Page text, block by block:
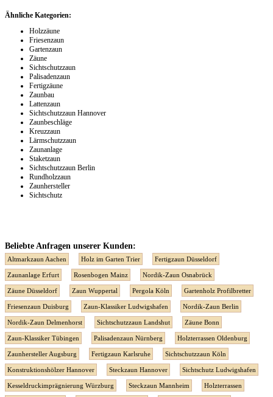
Ähnliche Kategorien:
Holzzäune
Friesenzaun
Gartenzaun
Zäune
Sichtschutzzaun
Palisadenzaun
Fertigzäune
Zaunbau
Lattenzaun
Sichtschutzzaun Hannover
Zaunbeschläge
Kreuzzaun
Lärmschutzzaun
Zaunanlage
Staketzaun
Sichtschutzzaun Berlin
Rundholzzaun
Zaunhersteller
Sichtschutz
Beliebte Anfragen unserer Kunden:
Altmarkzaun Aachen Holz im Garten Trier Fertigzaun Düsseldorf
Zaunanlage Erfurt Rosenbogen Mainz Nordik-Zaun Osnabrück
Zäune Düsseldorf Zaun Wuppertal Pergola Köln Gartenholz Profilbretter
Friesenzaun Duisburg Zaun-Klassiker Ludwigshafen Nordik-Zaun Berlin
Nordik-Zaun Delmenhorst Sichtschutzzaun Landshut Zäune Bonn
Zaun-Klassiker Tübingen Palisadenzaun Nürnberg Holzterrassen Oldenburg
Zaunhersteller Augsburg Fertigzaun Karlsruhe Sichtschutzzaun Köln
Konstruktionshölzer Hannover Steckzaun Hannover Sichtschutz Ludwigshafen
Kesseldruckimprägnierung Würzburg Steckzaun Mannheim Holzterrassen